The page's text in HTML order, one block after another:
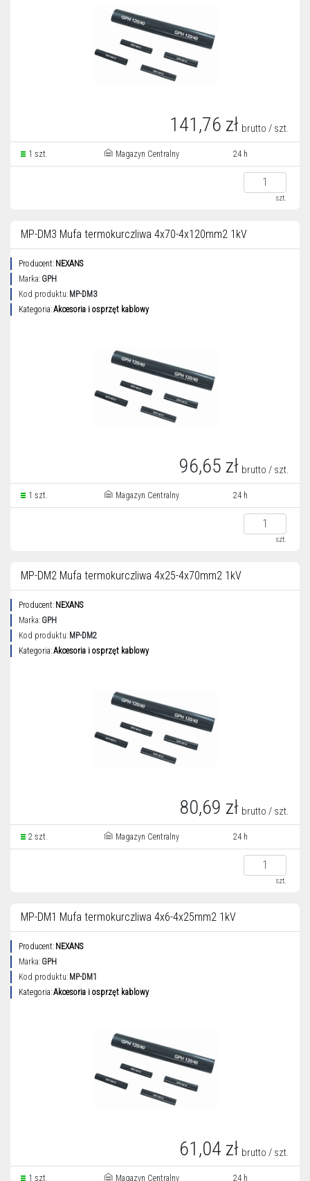
141,76 zł brutto / szt.
1 szt. Magazyn Centralny 24 h
szt.
MP-DM3 Mufa termokurczliwa 4x70-4x120mm2 1kV
Producent: NEXANS
Marka: GPH
Kod produktu: MP-DM3
Kategoria:Akcesoria i osprzęt kablowy
96,65 zł brutto / szt.
1 szt. Magazyn Centralny 24 h
szt.
MP-DM2 Mufa termokurczliwa 4x25-4x70mm2 1kV
Producent: NEXANS
Marka: GPH
Kod produktu: MP-DM2
Kategoria:Akcesoria i osprzęt kablowy
80,69 zł brutto / szt.
2 szt. Magazyn Centralny 24 h
szt.
MP-DM1 Mufa termokurczliwa 4x6-4x25mm2 1kV
Producent: NEXANS
Marka: GPH
Kod produktu: MP-DM1
Kategoria:Akcesoria i osprzęt kablowy
61,04 zł brutto / szt.
1 szt. Magazyn Centralny 24 h